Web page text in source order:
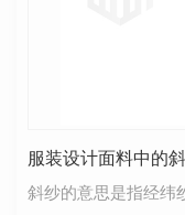
服装设计面料中的
斜纱的意思是指经纬